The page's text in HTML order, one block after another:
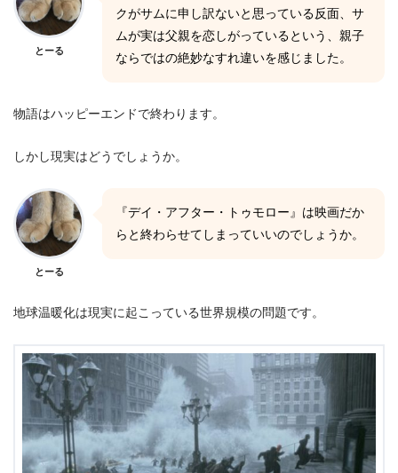
とーる
クがサムに申し訳ないと思っている反面、サ
ムが実は父親を恋しがっているという、親子
ならではの絶妙なすれ違いを感じました。
物語はハッピーエンドで終わります。
しかし現実はどうでしょうか。
とーる
『デイ・アフター・トゥモロー』は映画だか
らと終わらせてしまっていいのでしょうか。
地球温暖化は現実に起こっている世界規模の問題です。